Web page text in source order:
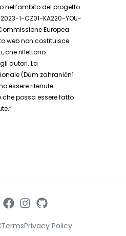
nell’ambito del progetto
1-CZ01-KA220-YOU-
Europea
web non costituisce
che riflettono
autori. La
(Dům zahraniční
essere ritenute
possa essere fatto
TermsPrivacy Policy